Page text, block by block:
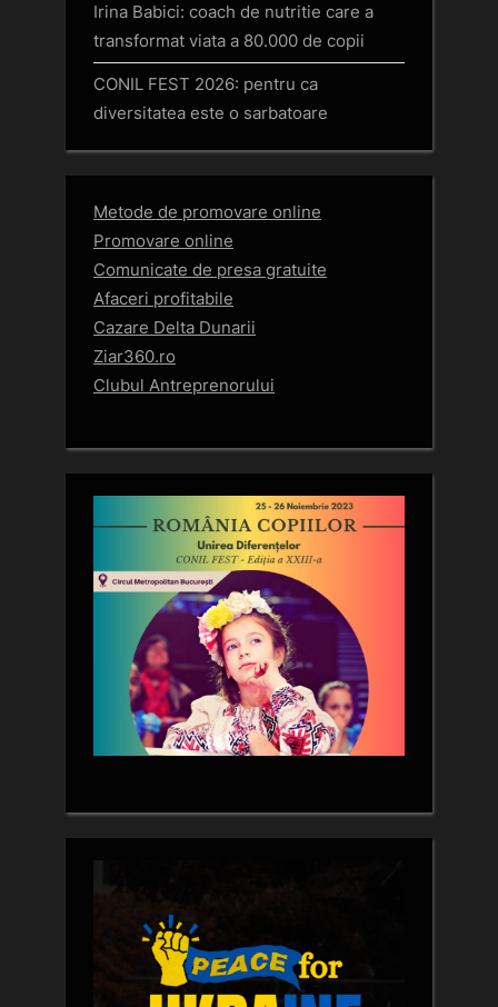
Irina Babici: coach de nutritie care a
transformat viata a 80.000 de copii
CONIL FEST 2026: pentru ca
diversitatea este o sarbatoare
Metode de promovare online
Promovare online
Comunicate de presa gratuite
Afaceri profitabile
Cazare Delta Dunarii
Ziar360.ro
Clubul Antreprenorului